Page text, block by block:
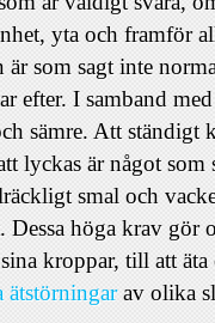
yta och framför
som sagt inte
efter. I samband
sämre. Att ständigt
lyckas är något som
smal och
höga krav gör
kroppar, till att
ätstörningarav olika